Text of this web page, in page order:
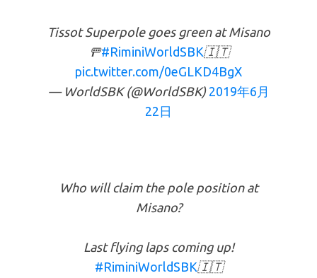
Tissot Superpole goes green at Misano
🚥#RiminiWorldSBK🇮🇹
pic.twitter.com/0eGLKD4BgX
— WorldSBK (@WorldSBK) 2019年6月
22日
Who will claim the pole position at
Misano?
Last flying laps coming up!
#RiminiWorldSBK🇮🇹